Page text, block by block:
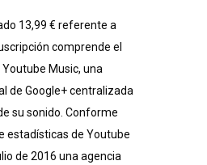
13,99 € referente a
comprende el
Music, una
de Google+ centralizada
su sonido. Conforme
estadísticas de Youtube
de 2016 una agencia